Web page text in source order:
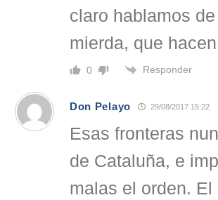
claro hablamos
mierda, que
0 Responder
Don Pelayo 29/08/2017 15:22
Esas fronteras
de Cataluña, e
malas el orden.